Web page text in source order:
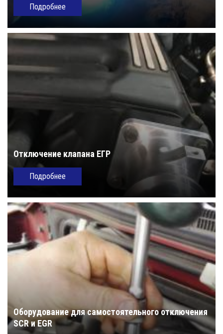
Подробнее
Отключение клапана ЕГР
Подробнее
Оборудование для самостоятельного отключения
SCR и EGR